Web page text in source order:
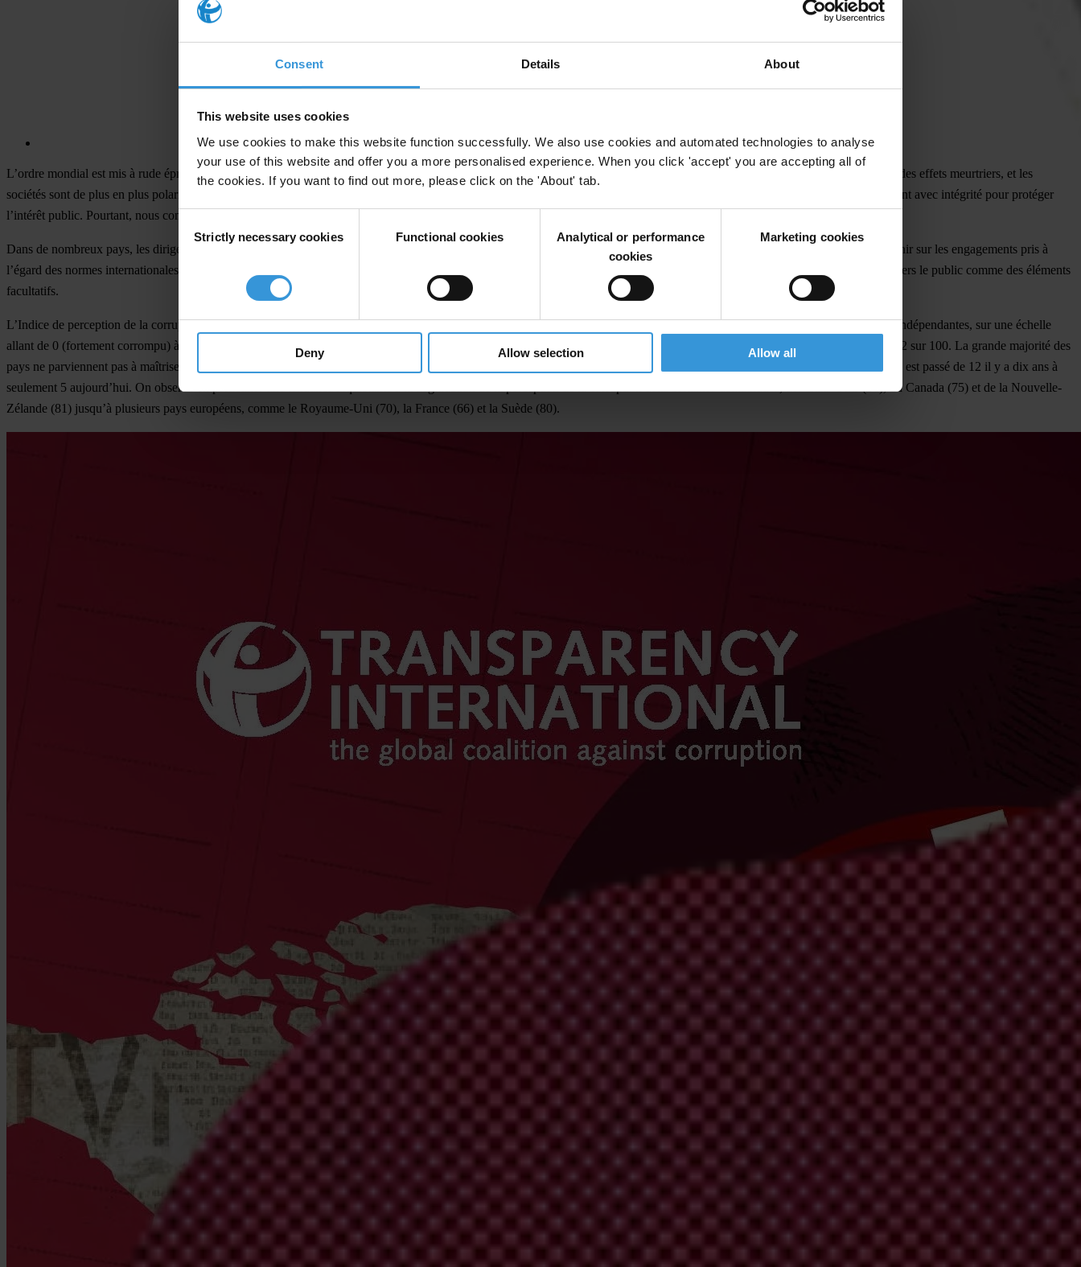
Consent Details About
This website uses cookies
We use cookies to make this website function successfully. We also use cookies and automated technologies to analyse
your use of this website and offer you a more personalised experience. When you click 'accept' you are accepting all of
the cookies. If you want to find out more, please click on the 'About' tab.
Consent
Selection
Strictly necessary cookies Functional cookies
Analytical or performance
cookies
Marketing cookies
Deny Allow selection Allow all
L’ordre mondial est mis à rude épreuve par la rivalité entre les grandes puissances et le dangereux mépris des normes internationales. Les conflits armés et la crise climatique ont des effets meurtriers, et les
sociétés sont de plus en plus polarisées. Pour surmonter ces difficultés, le monde a besoin de dirigeants guidés par des principes et d’institutions fortes et indépendantes qui agissent avec intégrité pour protéger
l’intérêt public. Pourtant, nous constatons trop souvent l’absence d’une bonne gouvernance et de dirigeants redevables.
Dans de nombreux pays, les dirigeants invoquent des questions sécuritaires, économiques ou géopolitiques pour centraliser le pouvoir, mettre à l’écart les contre-pouvoirs et revenir sur les engagements pris à
l’égard des normes internationales, y compris les mesures de lutte contre la corruption. Trop souvent, ils considèrent la transparence, le contrôle indépendant et la redevabilité envers le public comme des éléments
facultatifs.
L’Indice de perception de la corruption 2025 (IPC) mesure les niveaux perçus de corruption dans le secteur public dans 182 pays et territoires à l’aide de 13 sources de données indépendantes, sur une échelle
allant de 0 (fortement corrompu) à 100 (très peu corrompu). Cette année, pour la première fois depuis plus de dix ans, la moyenne mondiale de l’IPC a chuté jusqu’à seulement 42 sur 100. La grande majorité des
pays ne parviennent pas à maîtriser la corruption : 122 pays sur 182 obtiennent un score inférieur à 50 sur l’indice. En outre, le nombre de pays obtenant une note supérieure à 80 est passé de 12 il y a dix ans à
seulement 5 aujourd’hui. On observe en particulier une tendance inquiétante à la dégradation de la perception de la corruption dans certaines démocraties, des États-Unis (64), du Canada (75) et de la Nouvelle-
Zélande (81) jusqu’à plusieurs pays européens, comme le Royaume-Uni (70), la France (66) et la Suède (80).